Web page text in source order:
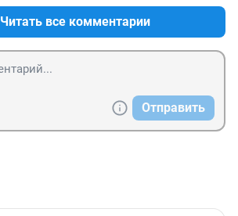
Читать все комментарии
Отправить